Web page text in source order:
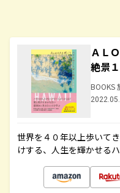
ＡＬ
絶景
BOOKS
世界を４０年以上歩いて
けする、人生を輝かせる